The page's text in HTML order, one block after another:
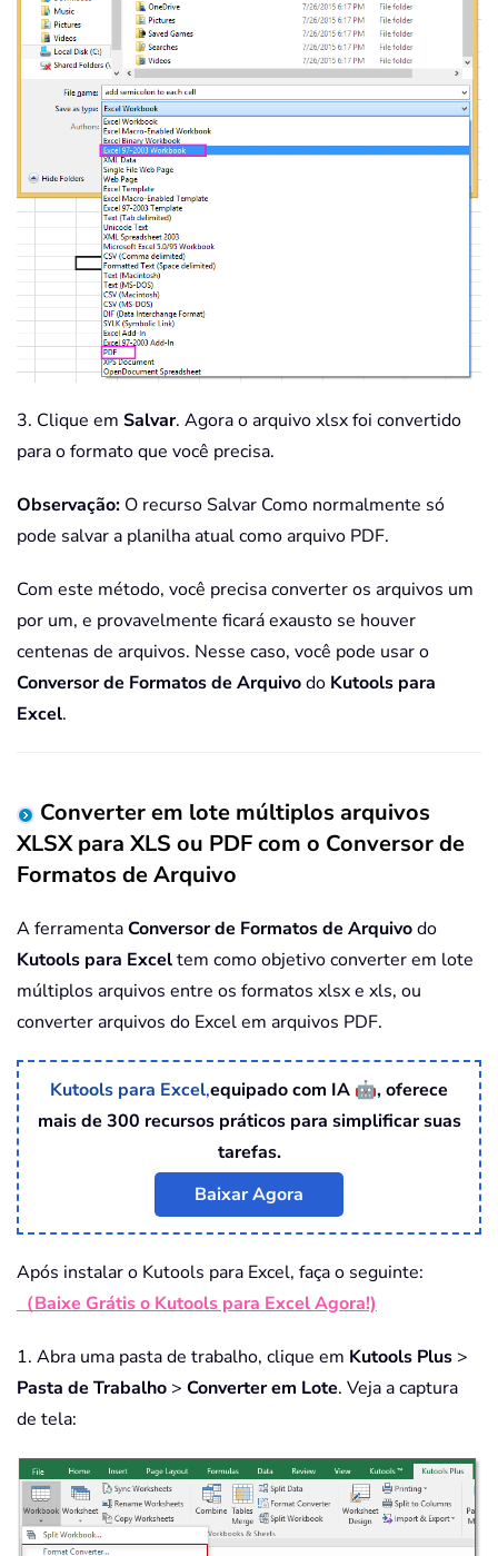
3. Clique em Salvar. Agora o arquivo xlsx foi convertido
para o formato que você precisa.
Observação: O recurso Salvar Como normalmente só
pode salvar a planilha atual como arquivo PDF.
Com este método, você precisa converter os arquivos um
por um, e provavelmente ficará exausto se houver
centenas de arquivos. Nesse caso, você pode usar o
Conversor de Formatos de Arquivodo Kutools para
Excel.
Converter em lote múltiplos arquivos
XLSX para XLS ou PDF com o Conversor de
Formatos de Arquivo
A ferramentaConversor de Formatos de Arquivodo
Kutools para Exceltem como objetivo converter em lote
múltiplos arquivos entre os formatos xlsx e xls, ou
converter arquivos do Excel em arquivos PDF.
Kutools para Excel,equipado com IA 🤖, oferece
mais de 300 recursos práticos para simplificar suas
tarefas.
Baixar Agora
Após instalar o Kutools para Excel, faça o seguinte:
（Baixe Grátis o Kutools para Excel Agora!)
1. Abra uma pasta de trabalho, clique em Kutools Plus >
Pasta de Trabalho > Converter em Lote. Veja a captura
de tela: